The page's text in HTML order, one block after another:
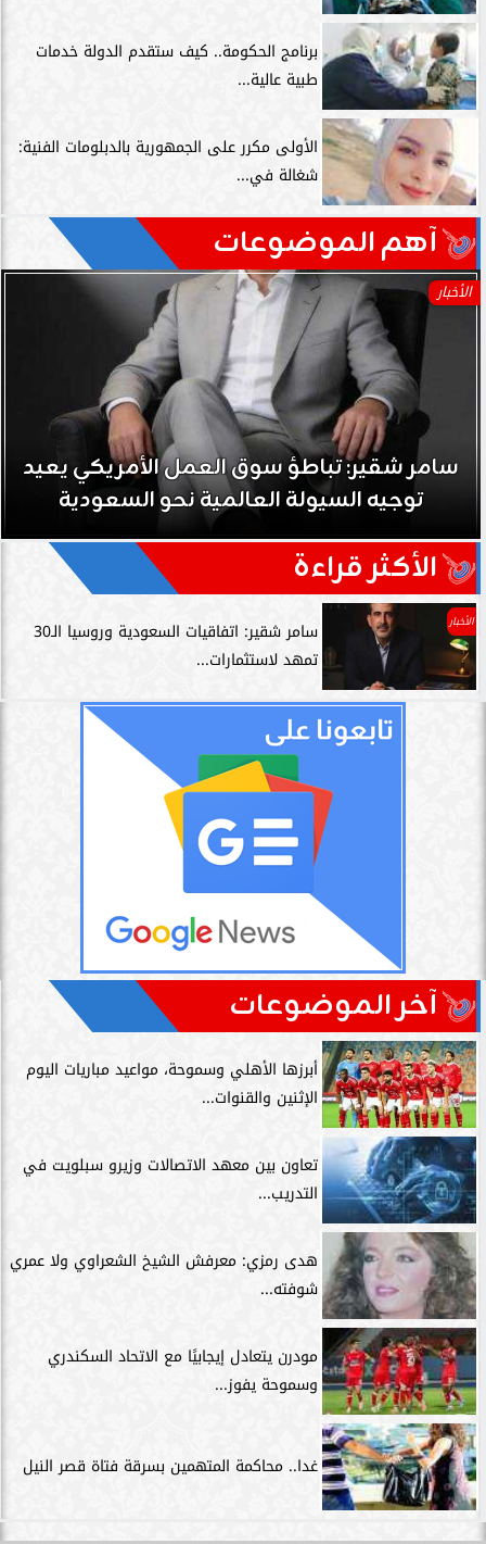
برنامج الحكومة.. كيف ستقدم الدولة خدمات
طبية عالية...
الأولى مكرر على الجمهورية بالدبلومات الفنية:
شغالة في...
آهم الموضوعات
الأخبار
سامر شقير: تباطؤ سوق العمل الأمريكي يعيد
توجيه السيولة العالمية نحو السعودية
الأكثر قراءة
الأخبار
سامر شقير: اتفاقيات السعودية وروسيا الـ30
تمهد لاستثمارات...
آخر الموضوعات
أبرزها الأهلي وسموحة، مواعيد مباريات اليوم
الإثنين والقنوات...
تعاون بين معهد الاتصالات وزيرو سبلويت في
التدريب...
هدى رمزي: معرفش الشيخ الشعراوي ولا عمري
شوفته...
مودرن يتعادل إيجابيًا مع الاتحاد السكندري
وسموحة يفوز...
غدا.. محاكمة المتهمين بسرقة فتاة قصر النيل